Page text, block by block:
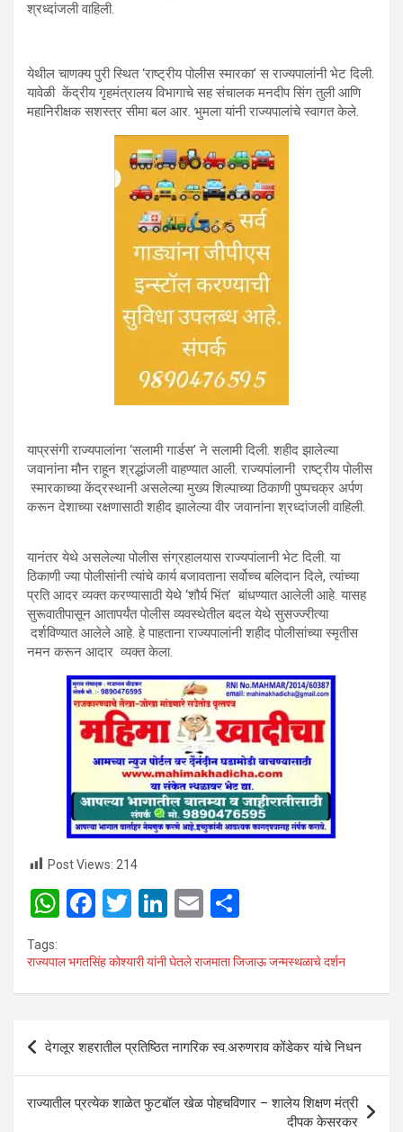
श्रध्दांजली वाहिली.
येथील चाणक्य पुरी स्थित ‘राष्ट्रीय पोलीस स्मारका’ स राज्यपालांनी भेट दिली.
यावेळी केंद्रीय गृहमंत्रालय विभागाचे सह संचालक मनदीप सिंग तुली आणि
महानिरीक्षक सशस्त्र सीमा बल आर. भुमला यांनी राज्यपालांचे स्वागत केले.
याप्रसंगी राज्यपालांना ‘सलामी गार्डस’ ने सलामी दिली. शहीद झालेल्या
जवानांना मौन राहून श्रद्धांजली वाहण्यात आली. राज्यपांलानी राष्ट्रीय पोलीस
स्मारकाच्या केंद्रस्थानी असलेल्या मुख्य शिल्पाच्या ठिकाणी पुष्पचक्र अर्पण
करून देशाच्या रक्षणासाठी शहीद झालेल्या वीर जवानांना श्रध्दांजली वाहिली.
यानंतर येथे असलेल्या पोलीस संग्रहालयास राज्यपांलानी भेट दिली. या
ठिकाणी ज्या पोलीसांनी त्यांचे कार्य बजावताना सर्वोच्च बलिदान दिले, त्यांच्या
प्रति आदर व्यक्त करण्यासाठी येथे ‘शौर्य भिंत’ बांधण्यात आलेली आहे. यासह
सुरूवातीपासून आतापर्यंत पोलीस व्यवस्थेतील बदल येथे सुसज्ज्‍रीत्या
दर्शविण्यात आलेले आहे. हे पाहताना राज्यपालांनी शहीद पोलीसांच्या स्मृतीस
नमन करून आदार व्यक्त केला.
Post Views: 214
W
at
s
p
p
F
ce
b
o
k
T
tt
er
Li
ke
dI
E
ail ar
e
Tags:
राज्यपाल भगतसिंह कोश्यारी यांनी घेतले राजमाता जिजाऊ जन्मस्थळाचे दर्शन
Post
navigation
देगलूर शहरातील प्रतिष्ठित नागरिक स्व.अरुणराव कोंडेकर यांचे निधन
राज्यातील प्रत्येक शाळेत फुटबॉल खेळ पोहचविणार – शालेय शिक्षण मंत्री
दीपक केसरकर